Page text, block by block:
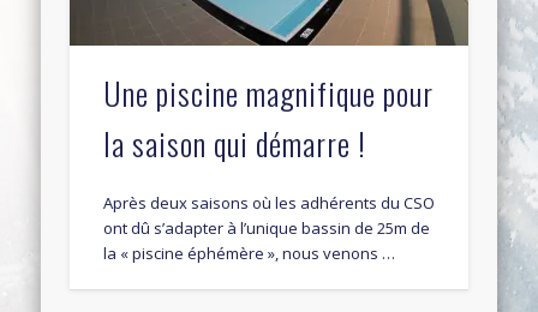
Une piscine magnifique pour
la saison qui démarre !
Après deux saisons où les adhérents du CSO
ont dû s’adapter à l’unique bassin de 25m de
la « piscine éphémère », nous venons …